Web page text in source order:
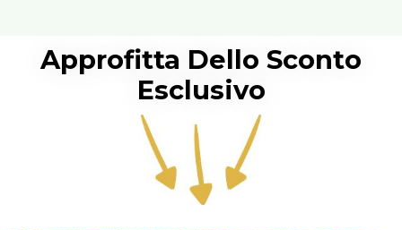
Approfitta Dello Sconto
Esclusivo